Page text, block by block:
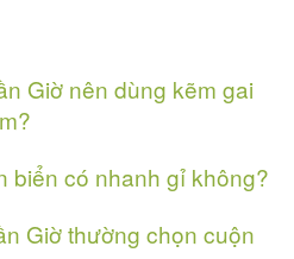
Giờ nên dùng kẽm gai
biển có nhanh gỉ không?
Giờ thường chọn cuộn